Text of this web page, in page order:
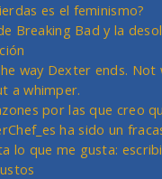
es el feminismo?
Breaking Bad y la
way Dexter ends. Not
a whimper.
por las que creo
ha sido un
lo que me gusta: